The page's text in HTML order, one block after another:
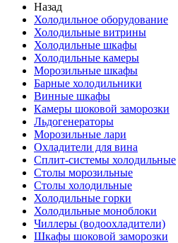
Назад
Холодильное оборудование
Холодильные витрины
Холодильные шкафы
Холодильные камеры
Морозильные шкафы
Барные холодильники
Винные шкафы
Камеры шоковой заморозки
Льдогенераторы
Морозильные лари
Охладители для вина
Сплит-системы холодильные
Столы морозильные
Столы холодильные
Холодильные горки
Холодильные моноблоки
Чиллеры (водоохладители)
Шкафы шоковой заморозки